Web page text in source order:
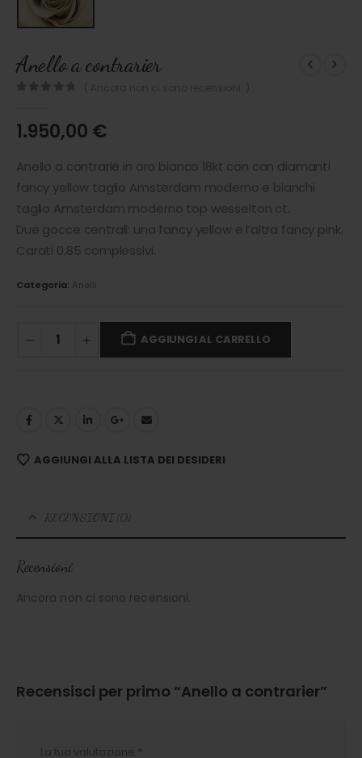
Anello a contrarier
1.950,00 €
Anello a contrariè in oro bianco 18kt con con diamanti
fancy yellow taglio Amsterdam moderno e bianchi
taglio Amsterdam moderno top wesselton ct.
Due gocce centrali: una fancy yellow e l’altra fancy pink.
Carati 0,85 complessivi.
Categoria: Anelli
AGGIUNGI AL CARRELLO
AGGIUNGI ALLA LISTA DEI DESIDERI
RECENSIONI (0)
Recensioni
Ancora non ci sono recensioni.
Recensisci per primo “Anello a contrarier”
La tua valutazione *